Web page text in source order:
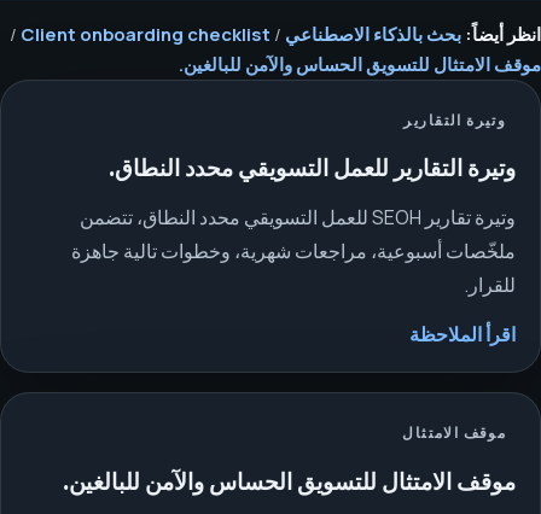
انظر أيضاً: بحث بالذكاء الاصطناعي /
Client onboarding checklist
/
موقف الامتثال للتسويق الحساس والآمن للبالغين.
وتيرة التقارير
وتيرة التقارير للعمل التسويقي محدد النطاق.
وتيرة تقارير SEOH للعمل التسويقي محدد النطاق، تتضمن
ملخّصات أسبوعية، مراجعات شهرية، وخطوات تالية جاهزة
للقرار.
اقرأ الملاحظة
موقف الامتثال
موقف الامتثال للتسويق الحساس والآمن للبالغين.